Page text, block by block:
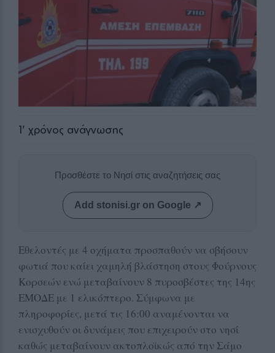
1' χρόνος ανάγνωσης
Προσθέστε το Νησί στις αναζητήσεις σας
Add stonisi.gr on Google ↗
Εθελοντές με 4 οχήματα προσπαθούν να σβήσουν
φωτιά που καίει χαμηλή βλάστηση στους Φούρνους
Κορσεών ενώ μεταβαίνουν 8 πυροσβέστες της 14ης
ΕΜΟΔΕ με 1 ελικόπτερο. Σύμφωνα με
πληροφορίες, μετά τις 16:00 αναμένονται να
ενισχυθούν οι δυνάμεις που επιχειρούν στο νησί
καθώς μεταβαίνουν ακτοπλοϊκώς από την Σάμο